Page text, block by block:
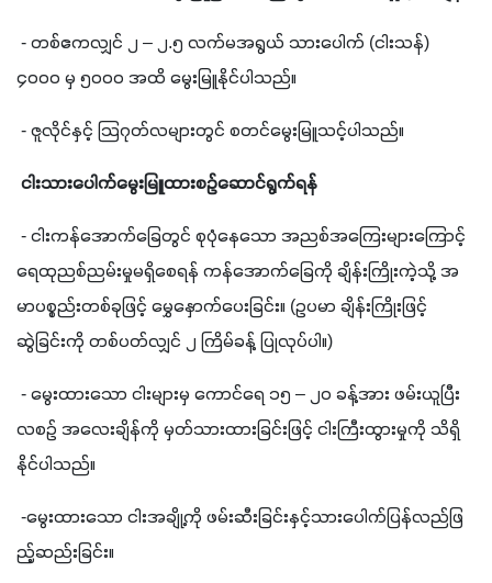
- တစ်ဧကလျှင် ၂ – ၂.၅ လက်မအရွယ် သားပေါက် (ငါးသန်
၄၀၀၀ မှ ၅၀၀၀ အထိ မွေးမြူနိုင်ပါသည်။
- ဇူလိုင်နှင့် သြဂုတ်လများတွင် စတင်မွေးမြူသင့်ပါသည်။
ငါးသားပေါက်မွေးမြူထားစဉ်ဆောင်ရွက်ရန်
- ငါးကန်အောက်ခြေတွင် စုပုံနေသော အညစ်အကြေးများကြောင့်
ရေထုညစ်ညမ်းမှုမရှိစေရန် ကန်အောက်ခြေကို ချိန်းကြိုးကဲ့သို့ အ
မာပစ္စည်းတစ်ခုဖြင့် မွှေနှောက်ပေးခြင်း။ (ဥပမာ ချိန်းကြိုးဖြင့်
ဆွဲခြင်းကို တစ်ပတ်လျှင် ၂ ကြိမ်ခန့် ပြုလုပ်ပါ။)
- မွေးထားသော ငါးများမှ ကောင်ရေ ၁၅ – ၂၀ ခန့်အား ဖမ်းယူပြီး
လစဉ် အလေးချိန်ကို မှတ်သားထားခြင်းဖြင့် ငါးကြီးထွားမှုကို သိရှိ
နိုင်ပါသည်။
-မွေးထားသော ငါးအချို့ကို ဖမ်းဆီးခြင်းနှင့်သားပေါက်ပြန်လည်ဖြ
ည့်ဆည်းခြင်း။